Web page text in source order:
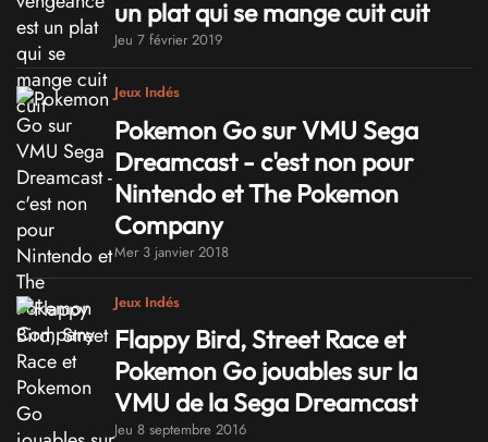
un plat qui se mange cuit cuit
Jeu 7 février 2019
Jeux Indés
Pokemon Go sur VMU Sega
Dreamcast - c'est non pour
Nintendo et The Pokemon
Company
Mer 3 janvier 2018
Jeux Indés
Flappy Bird, Street Race et
Pokemon Go jouables sur la
VMU de la Sega Dreamcast
Jeu 8 septembre 2016